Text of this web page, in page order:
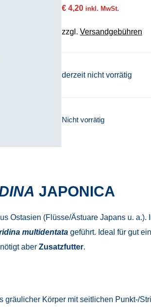
€ 4,20 inkl. MwSt.
zzgl. Versandgebühren
derzeit nicht vorrätig
Nicht vorrätig
JAPONICA
Ostasien (Flüsse/Ästuare Japans u. a.).
multidentatageführt. Ideal für gut
aber Zusatzfutter.
Körper mit seitlichen Punkt-/